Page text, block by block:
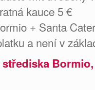
kauce 5 €
+ Santa
a není v